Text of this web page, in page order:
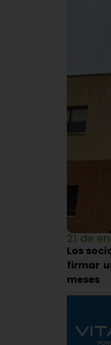
21 de
Los
firmar
meses